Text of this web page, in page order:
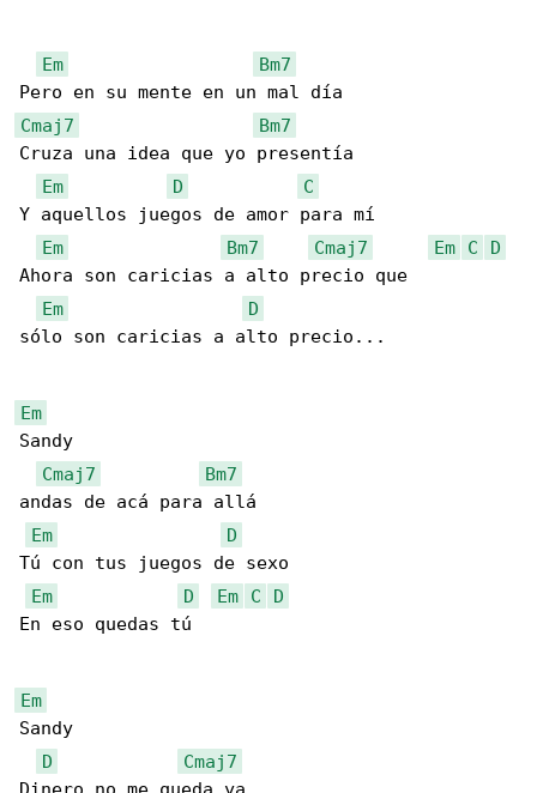
Em
Bm7
Cmaj7
Bm7
Cruza una idea que yo presentía
Em
D
C
Y aquellos juegos de amor para mí
Em
Bm7 Cmaj7 Em C
D
Ahora son caricias a alto precio que
Em
D
sólo son caricias a alto precio...
Em
Sandy
Cmaj7
Bm7
andas de acá para allá
Em
D
Tú con tus juegos de sexo
Em
D Em C
D
En eso quedas tú
Em
Sandy
D
Cmaj7